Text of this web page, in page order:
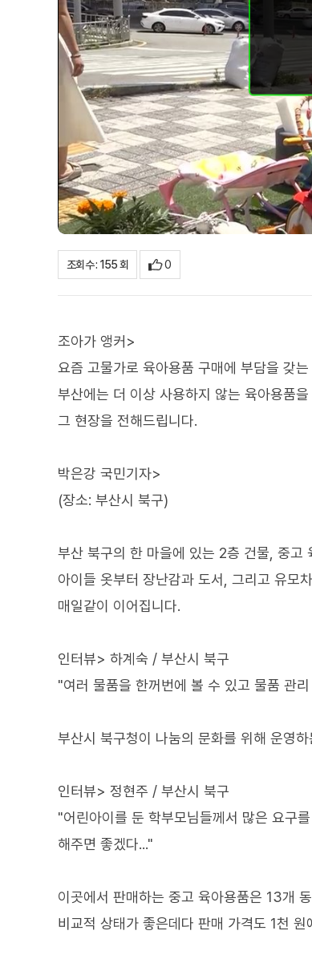
조회수 : 155 회 0
조아가 앵커>
요즘 고물가로 육아용품 구매에 부담을 갖
부산에는 더 이상 사용하지 않는 육아용품
그 현장을 전해드립니다.
박은강 국민기자>
(장소: 부산시 북구)
부산 북구의 한 마을에 있는 2층 건물, 중고
아이들 옷부터 장난감과 도서, 그리고 유모
매일같이 이어집니다.
인터뷰> 하계숙 / 부산시 북구
"여러 물품을 한꺼번에 볼 수 있고 물품 관
부산시 북구청이 나눔의 문화를 위해 운영
인터뷰> 정현주 / 부산시 북구
"어린아이를 둔 학부모님들께서 많은 요구
해주면 좋겠다..."
이곳에서 판매하는 중고 육아용품은 13개
비교적 상태가 좋은데다 판매 가격도 1천